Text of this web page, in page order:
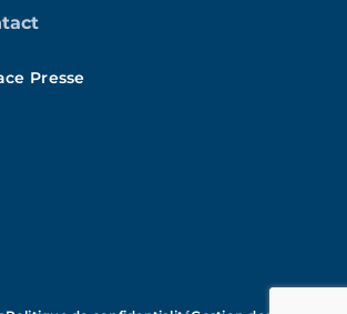
Presse